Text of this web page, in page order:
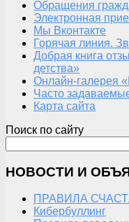
Обращения
Электронная
Мы Вконтакте
Горячая линия.
Добрая книга
детства»
Онлайн-галерея
Часто
Карта сайта
Поиск по сайту
НОВОСТИ И
ПРАВИЛА
Кибербуллинг